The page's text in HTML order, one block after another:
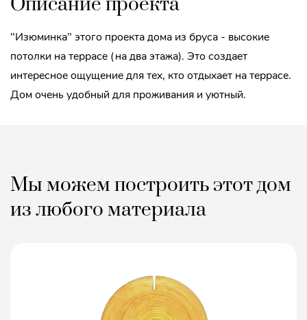
Описание проекта
"Изюминка" этого проекта дома из бруса - высокие
потолки на террасе (на два этажа). Это создает
интересное ощущение для тех, кто отдыхает на террасе.
Дом очень удобный для проживания и уютный.
Мы можем построить этот дом
из любого материала